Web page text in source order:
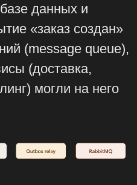
данных и
«заказ создан»
(message queue),
(доставка,
могли на него